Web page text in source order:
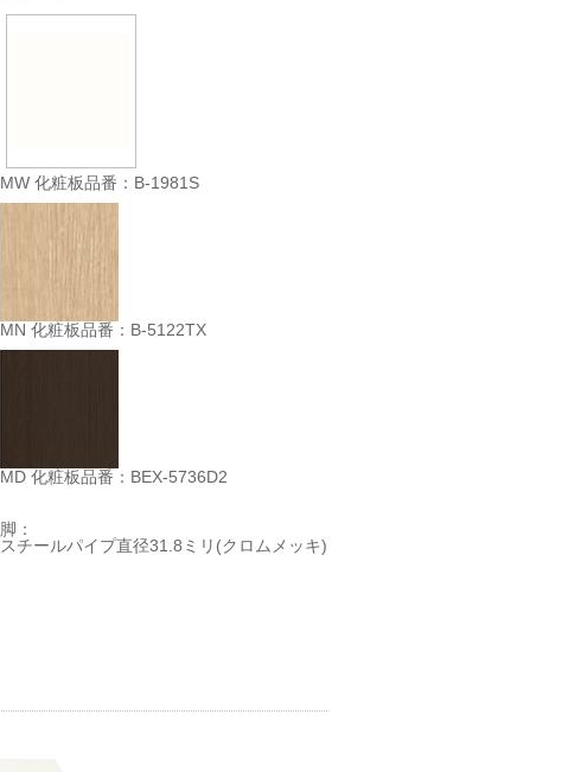
MW 化粧板品番：B-1981S
MN 化粧板品番：B-5122TX
MD 化粧板品番：BEX-5736D2
脚：
スチールパイプ直径31.8ミリ(クロムメッキ)